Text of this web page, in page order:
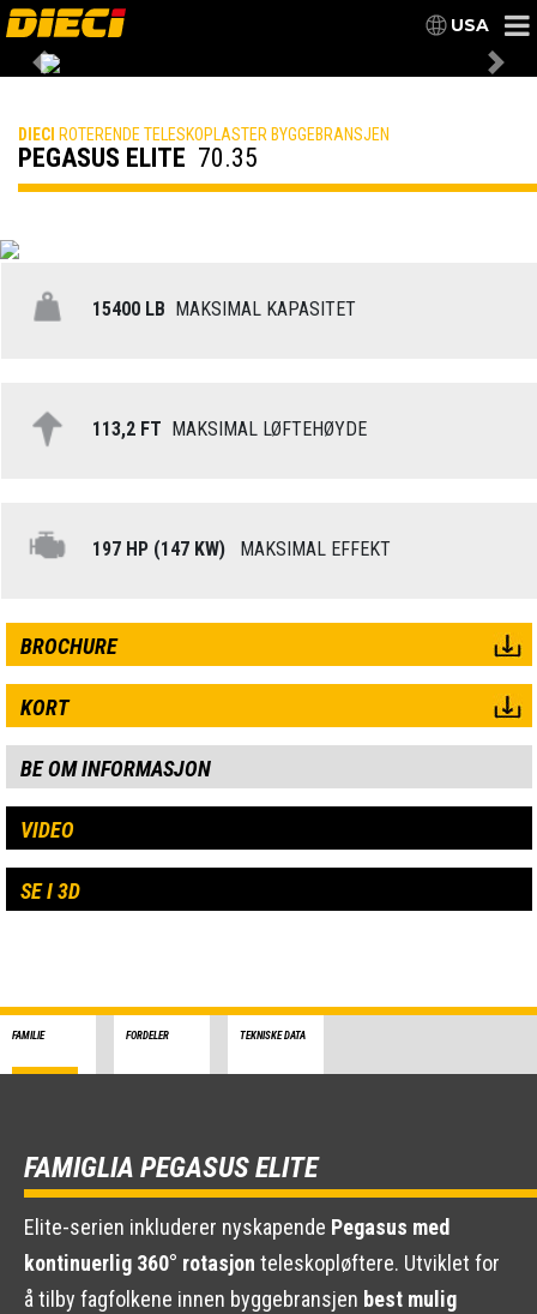
USA
Previous
DIECI ROTERENDE TELESKOPLASTER BYGGEBRANSJEN
PEGASUS ELITE 70.35
15400 LB MAKSIMAL KAPASITET
113,2 FT MAKSIMAL LØFTEHØYDE
197 HP (147 KW) MAKSIMAL EFFEKT
BROCHURE
KORT
BE OM INFORMASJON
VIDEO
SE I 3D
FAMILIE FORDELER TEKNISKE DATA
FAMIGLIA PEGASUS ELITE
Elite-serien inkluderer nyskapende Pegasus med
kontinuerlig 360° rotasjon teleskopløftere. Utviklet for
å tilby fagfolkene innen byggebransjen best mulig